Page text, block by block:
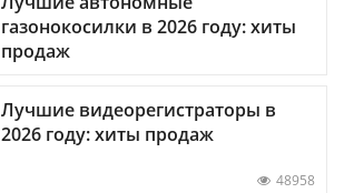
газонокосилки в 2026 году: хиты
продаж
Лучшие видеорегистраторы в
2026 году: хиты продаж
48958